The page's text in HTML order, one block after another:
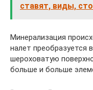
ставят, виды,
Минерализация
налет преобразуется
шероховатую
больше и больше